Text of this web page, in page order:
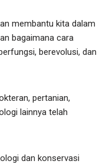
membantu kita dalam
bagaimana cara
berevolusi, dan
pertanian,
lainnya telah
dan konservasi